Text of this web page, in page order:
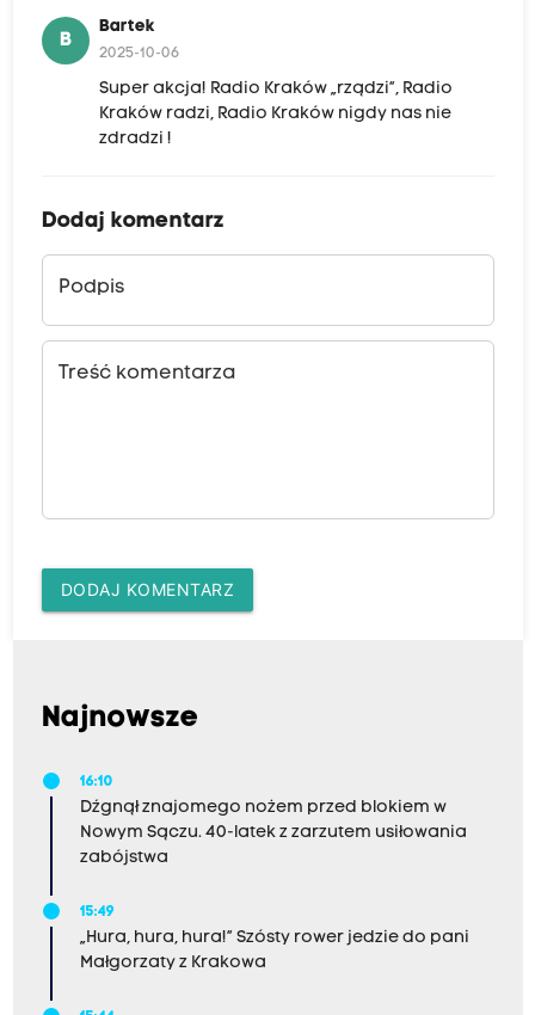
B
Bartek
2025-10-06
Super akcja! Radio Kraków „rządzi”, Radio
Kraków radzi, Radio Kraków nigdy nas nie
zdradzi !
Dodaj komentarz
Podpis
Treść komentarza
DODAJ KOMENTARZ
Najnowsze
16:10
Dźgnął znajomego nożem przed blokiem w
Nowym Sączu. 40-latek z zarzutem usiłowania
zabójstwa
15:49
„Hura, hura, hura!” Szósty rower jedzie do pani
Małgorzaty z Krakowa